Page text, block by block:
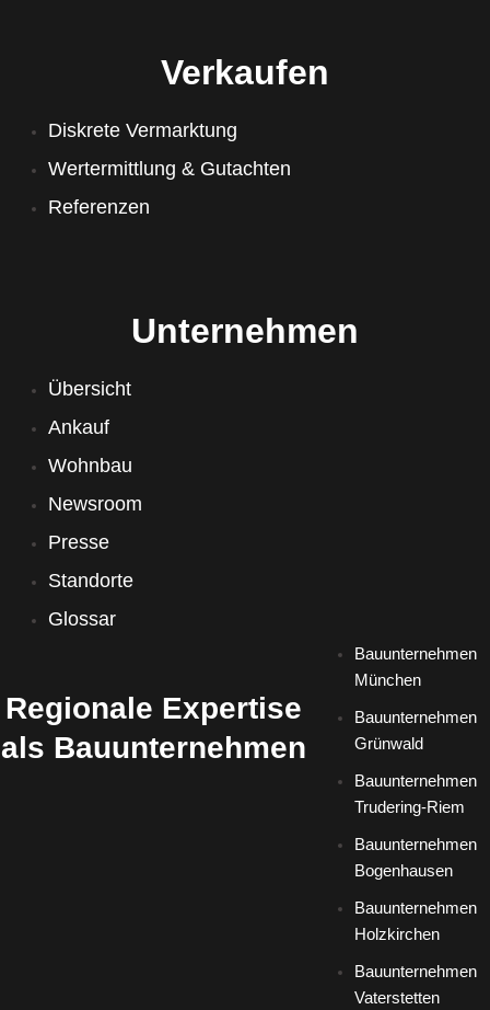
Verkaufen
Diskrete Vermarktung
Wertermittlung & Gutachten
Referenzen
Unternehmen
Übersicht
Ankauf
Wohnbau
Newsroom
Presse
Standorte
Glossar
Regionale Expertise
als Bauunternehmen
Bauunternehmen
München
Bauunternehmen
Grünwald
Bauunternehmen
Trudering-Riem
Bauunternehmen
Bogenhausen
Bauunternehmen
Holzkirchen
Bauunternehmen
Vaterstetten